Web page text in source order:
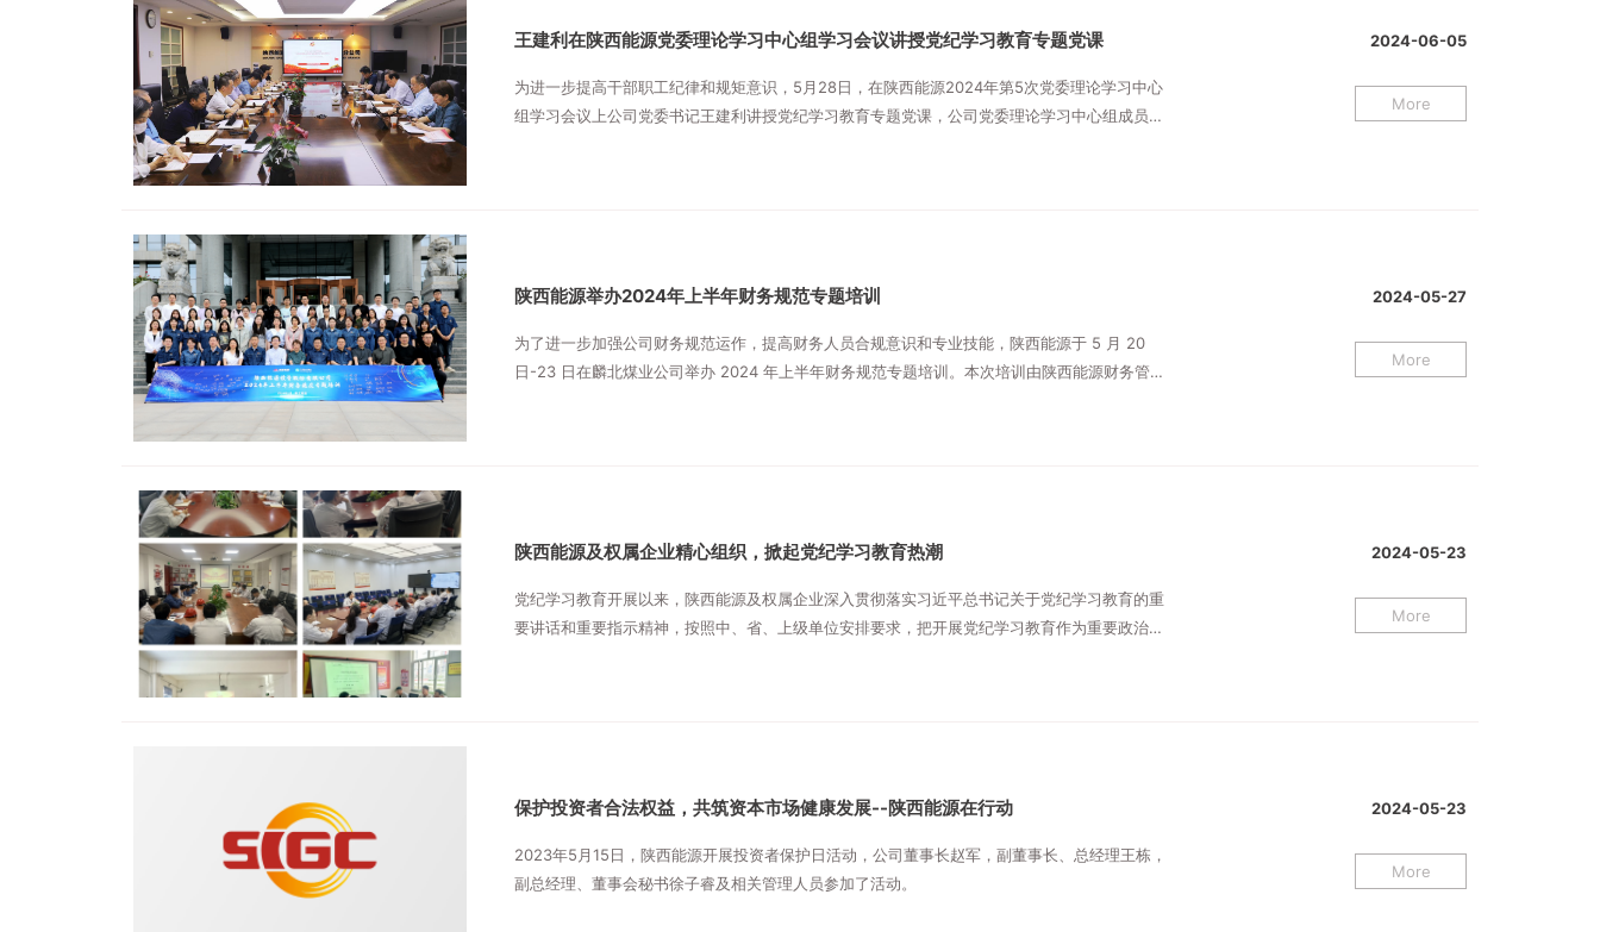
王建利在陕西能源党委理论学习中心组学习会议讲授党纪学习教育专题党课
为进一步提高干部职工纪律和规矩意识，5月28日，在陕西能源2024年第5次党委理论学习中心
组学习会议上公司党委书记王建利讲授党纪学习教育专题党课，公司党委理论学习中心组成员参
2024-06-05
More
陕西能源举办2024年上半年财务规范专题培训
为了进一步加强公司财务规范运作，提高财务人员合规意识和专业技能，陕西能源于 5 月 20
日-23 日在麟北煤业公司举办 2024 年上半年财务规范专题培训。本次培训由陕西能源财务管理
2024-05-27
More
陕西能源及权属企业精心组织，掀起党纪学习教育热潮
党纪学习教育开展以来，陕西能源及权属企业深入贯彻落实习近平总书记关于党纪学习教育的重
要讲话和重要指示精神，按照中、省、上级单位安排要求，把开展党纪学习教育作为重要政治任
2024-05-23
More
保护投资者合法权益，共筑资本市场健康发展--陕西能源在行动
2023年5月15日，陕西能源开展投资者保护日活动，公司董事长赵军，副董事长、总经理王栋，
副总经理、董事会秘书徐子睿及相关管理人员参加了活动。
2024-05-23
More